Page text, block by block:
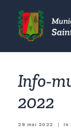
MUNICIPALITÉ
CITOYENS
ORGANISMES
Info-
2022
29 mai 2022 | In